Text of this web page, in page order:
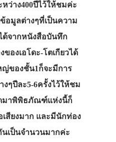
ว่าง400ปีไว้ให้ชมค่ะ
อมูลต่างๆที่เป็นความ
ด้จากหนังสือบันทึก
องเอโดะ-โตเกียวได้
ญ่ของชั้น1ก็จะมีการ
งๆปีละ5-6ครั้งไว้ให้ชม
มาพิพิธภัณฑ์แห่งนี้ก็
สียงมาก และมีนักท่อง
นเป็นจำนวนมากค่ะ